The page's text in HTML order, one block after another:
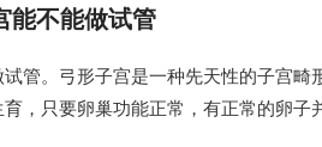
能不能做试管
管。弓形子宫是一种先天性的子宫
，只要卵巢功能正常，有正常的卵子